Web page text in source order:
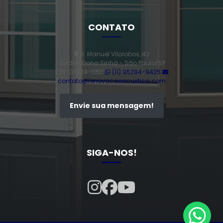
Porta de alumínio alto padrão
Porta de giro 2 folhas
Porta de giro 2 folhas alumínio
CONTATO
R. Manuel Vilalobos, 42
Jardim Dona Sinhá - São Paulo/SP
CEP: 03924-050
(11) 95294-9425
contato@renovacaoacustica.com
Envie sua mensagem!
SIGA-NOS!